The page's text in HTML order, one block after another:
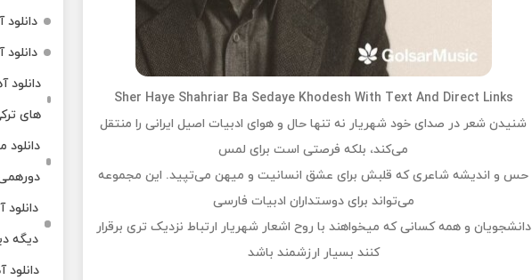
Sher Haye Shahriar Ba Sedaye Khodesh With Text And Direct Links
شنیدن شعر در صدای خود شهریار نه تنها حال و هوای ادبیات اصیل ایرانی را منتقل
می‌کند، بلکه فرصتی است برای لمس
حس و اندیشه شاعری که قلبش برای عشق انسانیت و میهن می‌تپید. این مجموعه
می‌تواند برای دوستداران ادبیات فارسی
دانشجویان و همه کسانی که میخواهند با روح اشعار شهریار ارتباط نزدیک‌ تری برقرار
کنند بسیار ارزشمند باشد
های
دیگه